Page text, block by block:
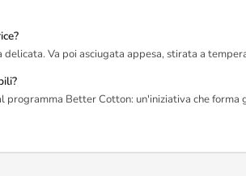
Va poi asciugata appesa, stirata a
programma Better Cotton: un'iniziativa che